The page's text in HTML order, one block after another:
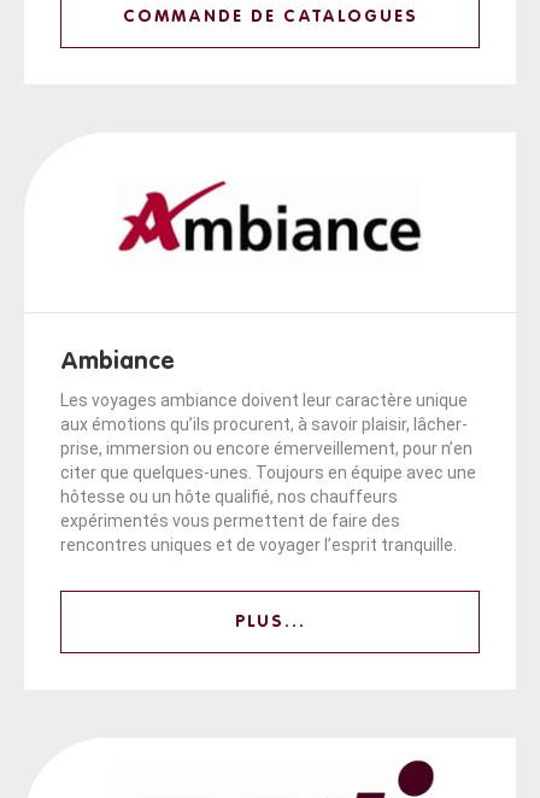
COMMANDE DE CATALOGUES
Ambiance
Les voyages ambiance doivent leur caractère unique
aux émotions qu’ils procurent, à savoir plaisir, lâcher-
prise, immersion ou encore émerveillement, pour n’en
citer que quelques-unes. Toujours en équipe avec une
hôtesse ou un hôte qualifié, nos chauffeurs
expérimentés vous permettent de faire des
rencontres uniques et de voyager l’esprit tranquille.
PLUS...